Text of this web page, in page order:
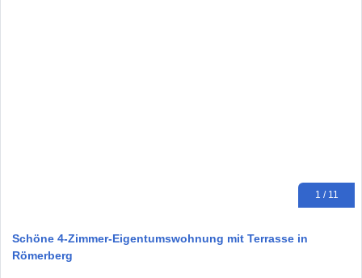
1 / 11
Schöne 4-Zimmer-Eigentumswohnung mit Terrasse in
Römerberg